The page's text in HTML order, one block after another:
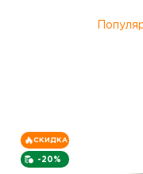
-20%
СКИДКА